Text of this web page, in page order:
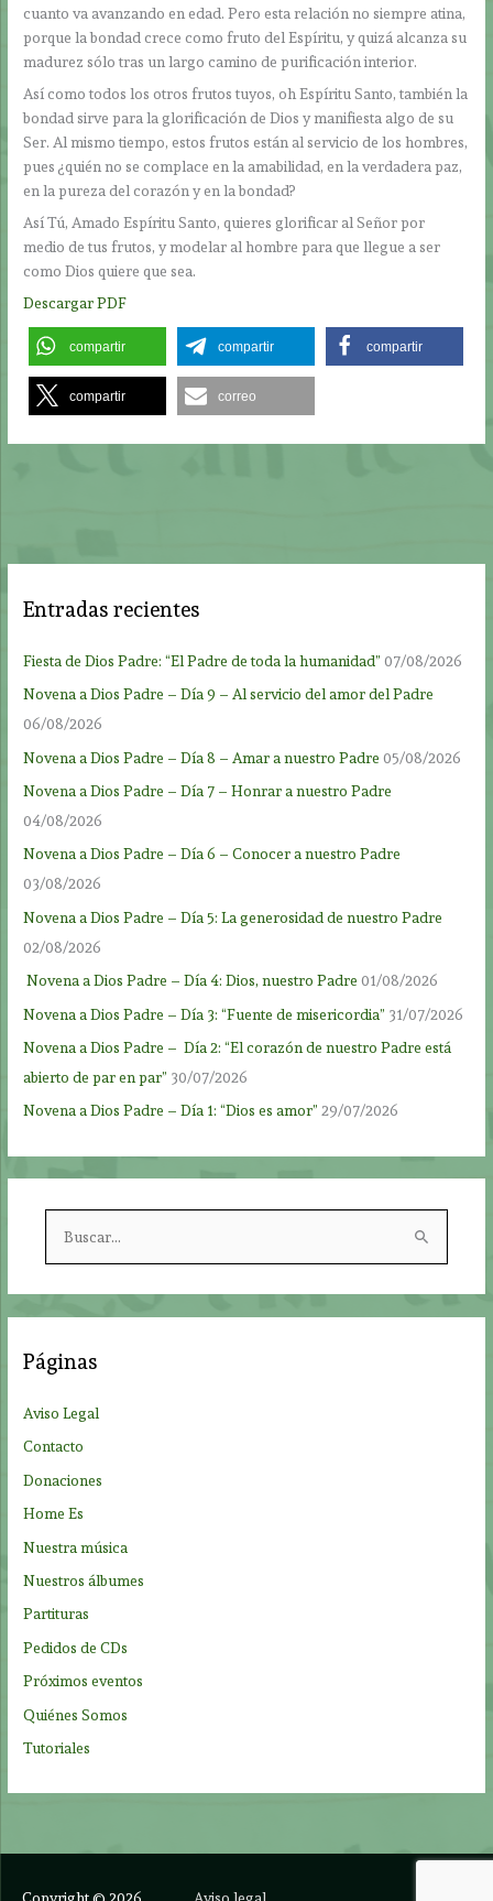
cuanto va avanzando en edad. Pero esta relación no siempre atina,
porque la bondad crece como fruto del Espíritu, y quizá alcanza su
madurez sólo tras un largo camino de purificación interior.
Así como todos los otros frutos tuyos, oh Espíritu Santo, también la
bondad sirve para la glorificación de Dios y manifiesta algo de su
Ser. Al mismo tiempo, estos frutos están al servicio de los hombres,
pues ¿quién no se complace en la amabilidad, en la verdadera paz,
en la pureza del corazón y en la bondad?
Así Tú, Amado Espíritu Santo, quieres glorificar al Señor por
medio de tus frutos, y modelar al hombre para que llegue a ser
como Dios quiere que sea.
Descargar PDF
compartir compartir compartir
compartir correo
Entradas recientes
Fiesta de Dios Padre: “El Padre de toda la humanidad” 07/08/2026
Novena a Dios Padre – Día 9 – Al servicio del amor del Padre
06/08/2026
Novena a Dios Padre – Día 8 – Amar a nuestro Padre 05/08/2026
Novena a Dios Padre – Día 7 – Honrar a nuestro Padre
04/08/2026
Novena a Dios Padre – Día 6 – Conocer a nuestro Padre
03/08/2026
Novena a Dios Padre – Día 5: La generosidad de nuestro Padre
02/08/2026
Novena a Dios Padre – Día 4: Dios, nuestro Padre 01/08/2026
Novena a Dios Padre – Día 3: “Fuente de misericordia” 31/07/2026
Novena a Dios Padre – Día 2: “El corazón de nuestro Padre está
abierto de par en par” 30/07/2026
Novena a Dios Padre – Día 1: “Dios es amor” 29/07/2026
r
:
Páginas
Aviso Legal
Contacto
Donaciones
Home Es
Nuestra música
Nuestros álbumes
Partituras
Pedidos de CDs
Próximos eventos
Quiénes Somos
Tutoriales
Copyright © 2026 Aviso legal